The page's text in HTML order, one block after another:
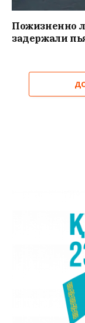
Пожизненно
задержали